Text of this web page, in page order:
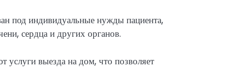
под индивидуальные нужды пациента,
сердца и других органов.
услуги выезда на дом, что позволяет